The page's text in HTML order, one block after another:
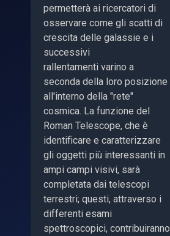
permetterà ai ricercatori di
osservare come gli scatti di
crescita delle galassie e i
successivi
rallentamenti varino a
seconda della loro posizione
all'interno della "rete"
cosmica. La funzione del
Roman Telescope, che è
identificare e caratterizzare
gli oggetti più interessanti in
ampi campi visivi, sarà
completata dai telescopi
terrestri; questi, attraverso i
differenti esami
spettroscopici, contribuiranno